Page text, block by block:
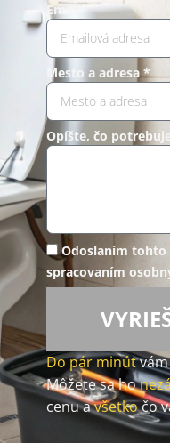
Email*
Mesto a adresa *
Opíšte, čo
Odoslaním tohto
spracovaním
Do pár minútvám
Môžete sa ho
cenu avšetkočo